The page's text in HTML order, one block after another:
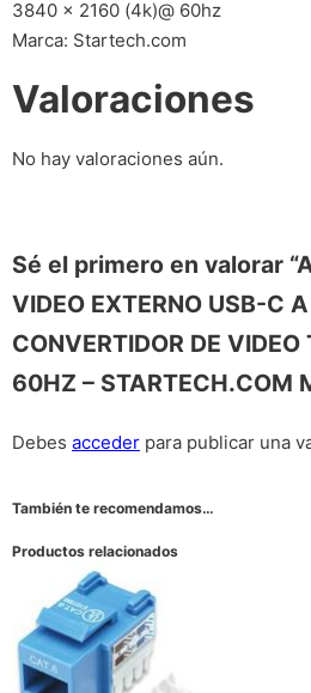
3840 x 2160 (4k)@ 60hz
Marca: Startech.com
Valoraciones
No hay valoraciones aún.
Sé el primero en valorar
VIDEO EXTERNO USB-C
CONVERTIDOR DE
60HZ – STARTECH.COM
Debes acceder para publicar una
También te recomendamos…
Productos relacionados